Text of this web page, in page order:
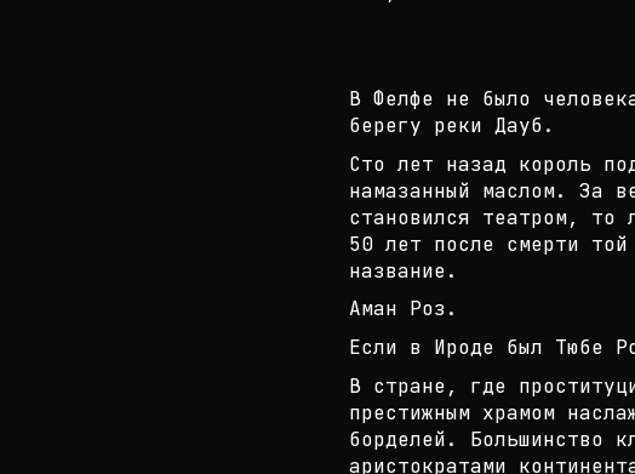
В Фелфе не было
берегу реки Дауб.
Сто лет назад король
намазанный маслом. За в
становился театром, то
50 лет после смерти той
название.
Аман Роз.
Если в Ироде был Тюбе
В стране, где
престижным храмом
борделей. Большинство
аристократами